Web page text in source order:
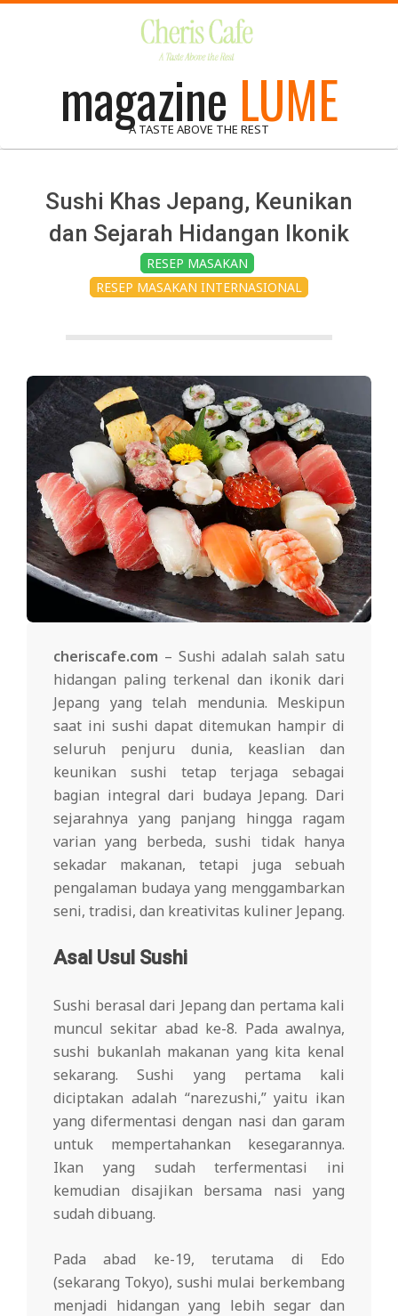
magazine LUME
A TASTE ABOVE THE REST
Sushi Khas Jepang, Keunikan
dan Sejarah Hidangan Ikonik
RESEP MASAKAN
RESEP MASAKAN INTERNASIONAL
cheriscafe.com – Sushi adalah salah satu
hidangan paling terkenal dan ikonik dari
Jepang yang telah mendunia. Meskipun
saat ini sushi dapat ditemukan hampir di
seluruh penjuru dunia, keaslian dan
keunikan sushi tetap terjaga sebagai
bagian integral dari budaya Jepang. Dari
sejarahnya yang panjang hingga ragam
varian yang berbeda, sushi tidak hanya
sekadar makanan, tetapi juga sebuah
pengalaman budaya yang menggambarkan
seni, tradisi, dan kreativitas kuliner Jepang.
Asal Usul Sushi
Sushi berasal dari Jepang dan pertama kali
muncul sekitar abad ke-8. Pada awalnya,
sushi bukanlah makanan yang kita kenal
sekarang. Sushi yang pertama kali
diciptakan adalah “narezushi,” yaitu ikan
yang difermentasi dengan nasi dan garam
untuk mempertahankan kesegarannya.
Ikan yang sudah terfermentasi ini
kemudian disajikan bersama nasi yang
sudah dibuang.
Pada abad ke-19, terutama di Edo
(sekarang Tokyo), sushi mulai berkembang
menjadi hidangan yang lebih segar dan